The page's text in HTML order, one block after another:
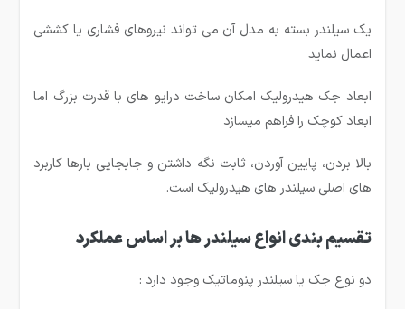
یک سیلندر بسته به مدل آن می تواند نیروهای فشاری یا کششی
اعمال نماید
ابعاد جک هیدرولیک امکان ساخت درایو های با قدرت بزرگ اما
ابعاد کوچک را فراهم میسازد
بالا بردن، پایین آوردن، ثابت نگه داشتن و جابجایی بارها کاربرد
های اصلی سیلندر های هیدرولیک است.
تقسیم بندی انواع سیلندر ها بر اساس عملکرد
دو نوع جک یا سیلندر پنوماتیک وجود دارد :